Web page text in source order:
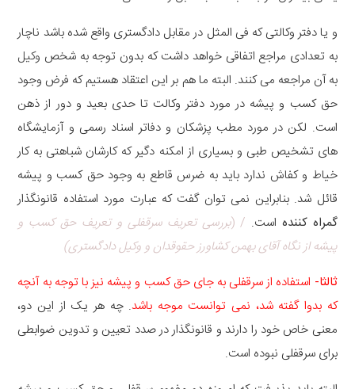
و یا دفتر وکالتی که فی المثل در مقابل دادگستری واقع شده باشد ناچار
به تعدادی مراجع اتفاقی خواهد داشت که بدون توجه به شخص وکیل
به آن مراجعه می کنند. البته ما هم بر این اعتقاد هستیم که فرض وجود
حق کسب و پیشه در مورد دفتر وکالت تا حدی بعید و دور از ذهن
است. لکن در مورد مطب پزشکان و دفاتر اسناد رسمی و آزمایشگاه
های تشخیص طبی و بسیاری از امکنه دگیر که کارشان شباهتی به کار
خیاط و کفاش ندارد باید به ضرس قاطع به وجود حق کسب و پیشه
قائل شد. بنابراین نمی توان گفت که عبارت مورد استفاده قانونگذار
گمراه کننده است. / (بررسی تعریف سرقفلی و تعریف حق کسب و
پیشه از نگاه آقای بهمن کشاورز حقوقدان و وکیل دادگستری)
ثالثا- استفاده از سرقفلی به جای حق کسب و پیشه نیز با توجه به آنچه
که بدوا گفته شد، نمی توانست موجه باشد. چه هر یک از این دو،
معنی خاص خود را دارند و قانونگذار در صدد تعیین و تدوین ضوابطی
برای سرقفلی نبوده است.